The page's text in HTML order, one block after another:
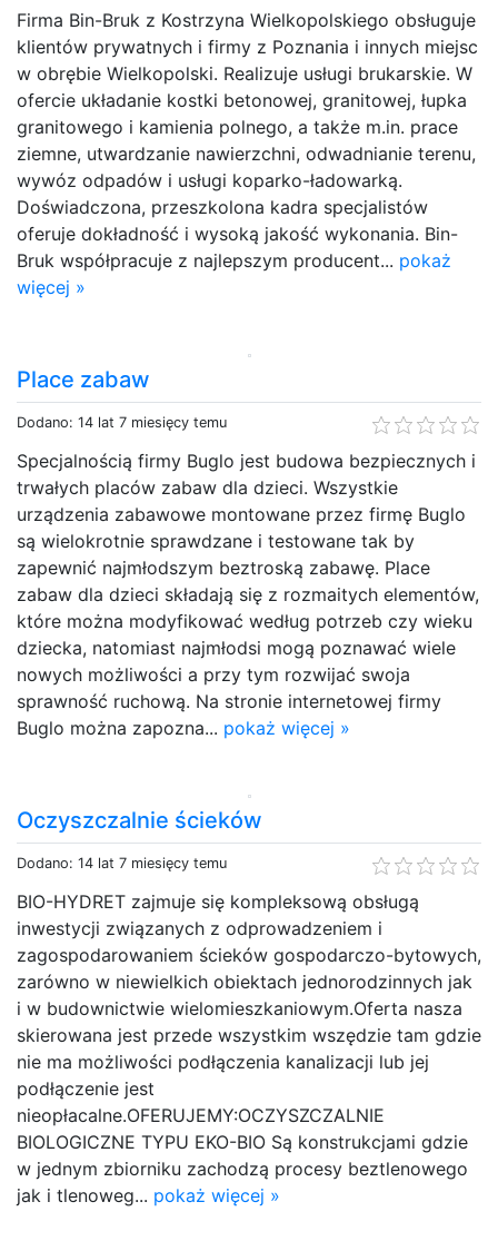
Firma Bin-Bruk z Kostrzyna Wielkopolskiego obsługuje
klientów prywatnych i firmy z Poznania i innych miejsc
w obrębie Wielkopolski. Realizuje usługi brukarskie. W
ofercie układanie kostki betonowej, granitowej, łupka
granitowego i kamienia polnego, a także m.in. prace
ziemne, utwardzanie nawierzchni, odwadnianie terenu,
wywóz odpadów i usługi koparko-ładowarką.
Doświadczona, przeszkolona kadra specjalistów
oferuje dokładność i wysoką jakość wykonania. Bin-
Bruk współpracuje z najlepszym producent... pokaż
więcej »
Place zabaw
Dodano: 14 lat 7 miesięcy temu
Specjalnością firmy Buglo jest budowa bezpiecznych i
trwałych placów zabaw dla dzieci. Wszystkie
urządzenia zabawowe montowane przez firmę Buglo
są wielokrotnie sprawdzane i testowane tak by
zapewnić najmłodszym beztroską zabawę. Place
zabaw dla dzieci składają się z rozmaitych elementów,
które można modyfikować według potrzeb czy wieku
dziecka, natomiast najmłodsi mogą poznawać wiele
nowych możliwości a przy tym rozwijać swoja
sprawność ruchową. Na stronie internetowej firmy
Buglo można zapozna... pokaż więcej »
Oczyszczalnie ścieków
Dodano: 14 lat 7 miesięcy temu
BIO-HYDRET zajmuje się kompleksową obsługą
inwestycji związanych z odprowadzeniem i
zagospodarowaniem ścieków gospodarczo-bytowych,
zarówno w niewielkich obiektach jednorodzinnych jak
i w budownictwie wielomieszkaniowym.Oferta nasza
skierowana jest przede wszystkim wszędzie tam gdzie
nie ma możliwości podłączenia kanalizacji lub jej
podłączenie jest
nieopłacalne.OFERUJEMY:OCZYSZCZALNIE
BIOLOGICZNE TYPU EKO-BIO Są konstrukcjami gdzie
w jednym zbiorniku zachodzą procesy beztlenowego
jak i tlenoweg... pokaż więcej »